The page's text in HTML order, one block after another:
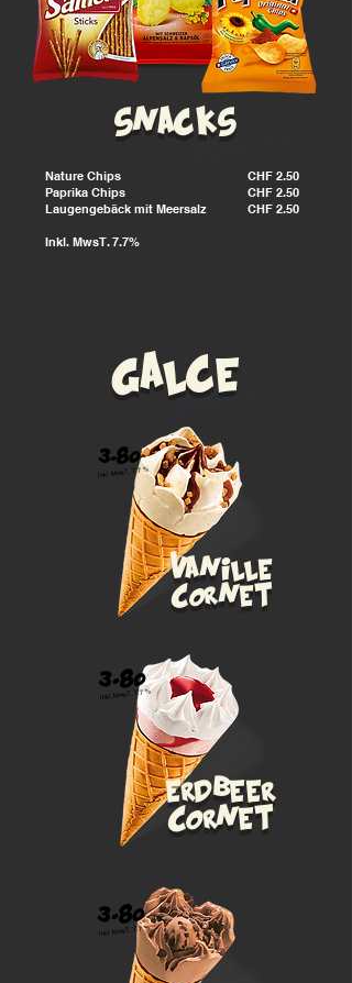
snacks
für zwischendurch
Nature Chips
Paprika Chips
Laugengebäck mit Meersalz
Inkl. MwsT. 7.7%
CHF 2.50
CHF 2.50
CHF 2.50
galce
erfrischend süss
3.80
Inkl. MwsT. 7.7 %
Vanille
Cornet
erdbeer
Cornet
3.80
Inkl. MwsT. 7.7 %
3.80
Inkl. MwsT. 7.7 %